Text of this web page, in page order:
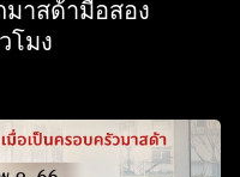
มาสด้ามือสอง
โมง